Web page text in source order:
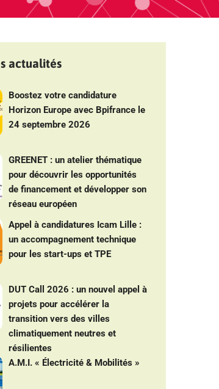
actualités
Boostez votre candidature
Horizon Europe avec Bpifrance le
24 septembre 2026
GREENET : un atelier thématique
pour découvrir les opportunités
de financement et développer son
réseau européen
Appel à candidatures Icam Lille :
un accompagnement technique
pour les start-ups et TPE
DUT Call 2026 : un nouvel appel à
projets pour accélérer la
transition vers des villes
climatiquement neutres et
résilientes
A.M.I. « Électricité & Mobilités »